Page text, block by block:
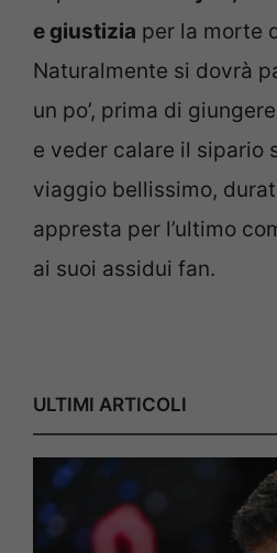
e giustizia per la morte
Naturalmente si dovrà
un po’, prima di
e veder calare il sipario
viaggio bellissimo,
appresta per l’ultimo
ai suoi assidui fan.
ULTIMI ARTICOLI